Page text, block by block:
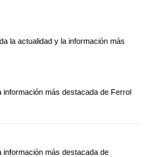
la actualidad y la información más
información más destacada de Ferrol
información más destacada de